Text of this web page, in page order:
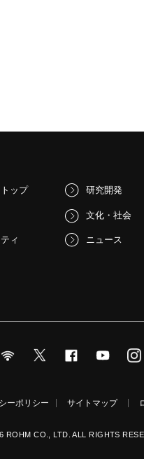
ップ
ィ
研究開発
文化・社会
ニュース
ーポリシー サイトマップ
ROHM CO., LTD. ALL RIGHTS